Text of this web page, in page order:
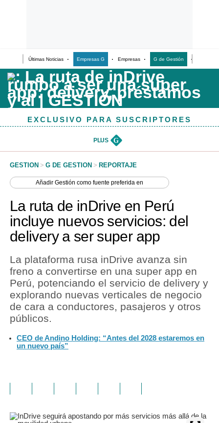
Últimas Noticias Empresas G Empresas G de Gestión
Últimas Noticias
Casos de Estudio
Columnistas
InfografíasEXCLUSIVO PARA SUSCRIPTORES
PLUS G
GESTION > G DE GESTION > REPORTAJE
AñadirGestión como fuente preferida en
La ruta de inDrive en Perú
incluye nuevos servicios: del
delivery a ser super app
La plataforma rusa inDrive avanza sin
freno a convertirse en una super app en
Perú, potenciando el servicio de delivery y
explorando nuevas verticales de negocio
de cara a conductores, pasajeros y otros
públicos.
CEO de Andino Holding: “Antes del 2028 estaremos en
un nuevo país”